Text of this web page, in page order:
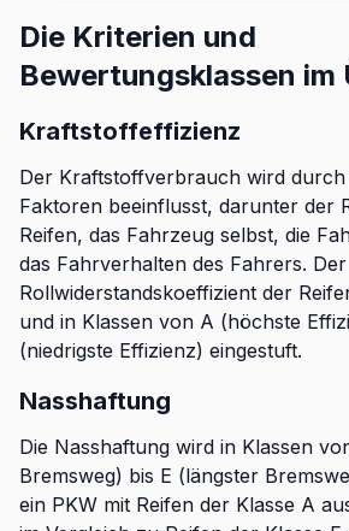
Die Kriterien und
Bewertungsklassen im
Kraftstoffeffizienz
Der Kraftstoffverbrauch wird durch
Faktoren beeinflusst, darunter der
Reifen, das Fahrzeug selbst, die
das Fahrverhalten des Fahrers. Der
Rollwiderstandskoeffizient der
und in Klassen von A (höchste
(niedrigste Effizienz) eingestuft.
Nasshaftung
Die Nasshaftung wird in Klassen
Bremsweg) bis E (längster
ein PKW mit Reifen der Klasse A